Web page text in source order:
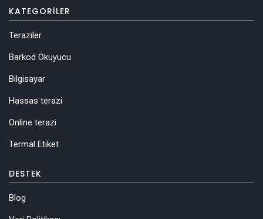
KATEGORILER
Teraziler
Barkod Okuyucu
Bilgisayar
Hassas terazi
Online terazi
Termal Etiket
DESTEK
Blog